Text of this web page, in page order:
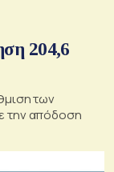
204,6
των
την απόδοση